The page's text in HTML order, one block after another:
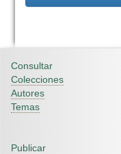
Consultar
Colecciones
Autores
Temas
Publicar